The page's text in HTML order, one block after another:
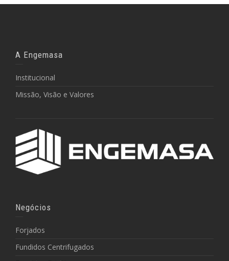
A Engemasa
Institucional
Missão, Visão e Valores
Negócios
Forjados
Fundidos Centrifugados